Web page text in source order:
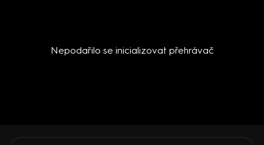
Nepodařilo se inicializovat přehrávač